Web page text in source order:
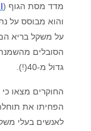
מדד מסת הגוף (
גדול מ-40(!).
החוקרים מצאו
לאנשים בעלי